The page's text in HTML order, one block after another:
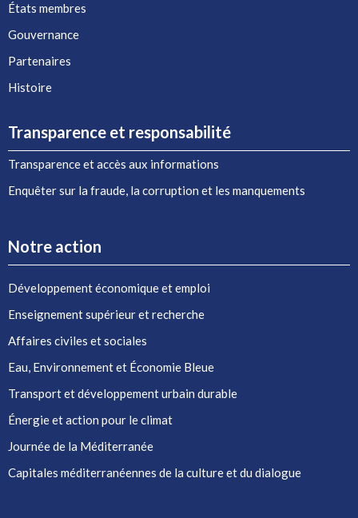
États membres
Gouvernance
Partenaires
Histoire
Transparence et responsabilité
Transparence et accès aux informations
Enquêter sur la fraude, la corruption et les manquements
Notre action
Développement économique et emploi
Enseignement supérieur et recherche
Affaires civiles et sociales
Eau, Environnement et Économie Bleue
Transport et développement urbain durable
Énergie et action pour le climat
Journée de la Méditerranée
Capitales méditerranéennes de la culture et du dialogue